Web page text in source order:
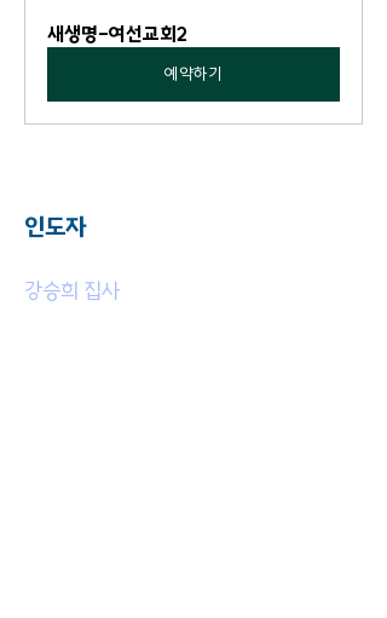
새생명-여선교회2
예약하기
인도자
강승희 집사